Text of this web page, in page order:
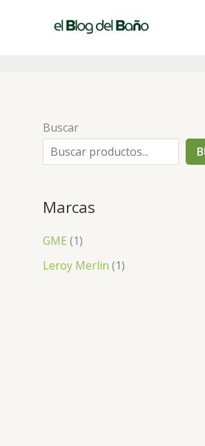
Buscar
Marcas
GME (1)
Leroy Merlin (1)